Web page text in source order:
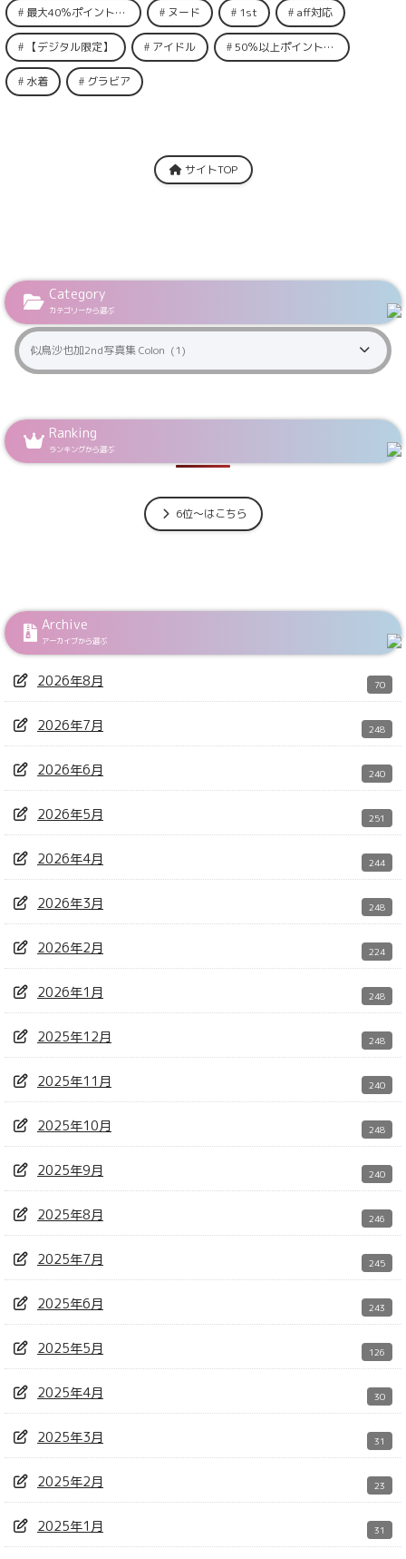
最大40％ポイント還元 ヌード 1st aff対応
【デジタル限定】 アイドル 50％以上ポイント還元
水着 グラビア
サイトTOP
Category
カテゴリーから選ぶ
Ranking
ランキングから選ぶ
6位～はこちら
Archive
アーカイブから選ぶ
2026年8月 70
2026年7月 248
2026年6月 240
2026年5月 251
2026年4月 244
2026年3月 248
2026年2月 224
2026年1月 248
2025年12月 248
2025年11月 240
2025年10月 248
2025年9月 240
2025年8月 246
2025年7月 245
2025年6月 243
2025年5月 126
2025年4月 30
2025年3月 31
2025年2月 23
2025年1月 31